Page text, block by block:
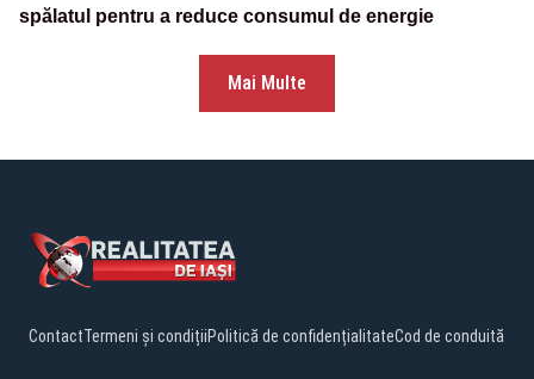
spălatul pentru a reduce consumul de energie
Mai Multe
ContactTermeni și condițiiPolitică de confidențialitateCod de conduită